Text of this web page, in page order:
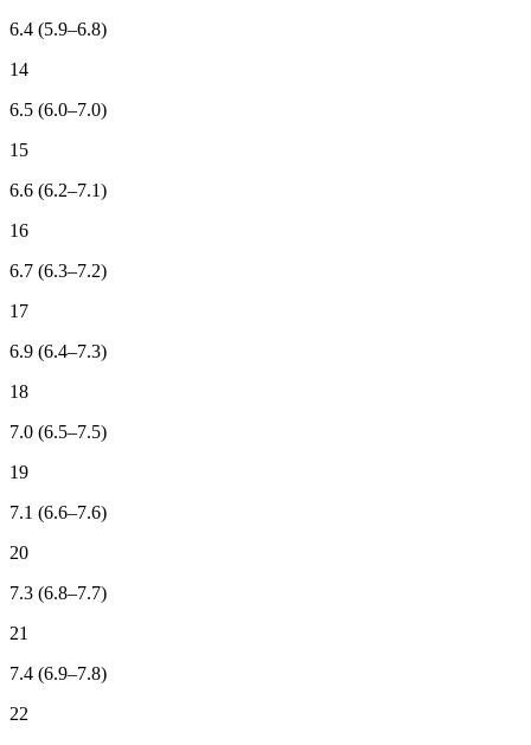
6.4 (5.9–6.8)
14
6.5 (6.0–7.0)
15
6.6 (6.2–7.1)
16
6.7 (6.3–7.2)
17
6.9 (6.4–7.3)
18
7.0 (6.5–7.5)
19
7.1 (6.6–7.6)
20
7.3 (6.8–7.7)
21
7.4 (6.9–7.8)
22